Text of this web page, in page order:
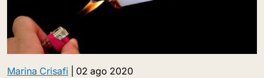
Marina Crisafi 02 ago 2020